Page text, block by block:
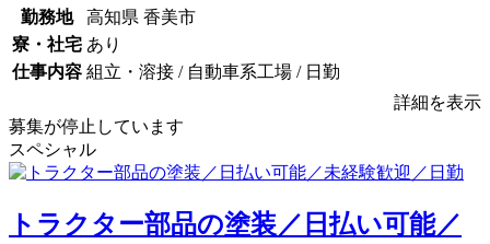
勤務地
高知県 香美市
寮・社宅 あり
仕事内容 組立・溶接 / 自動車系工場 / 日勤
詳細を表示
募集が停止しています
スペシャル
トラクター部品の塗装／日払い可能／